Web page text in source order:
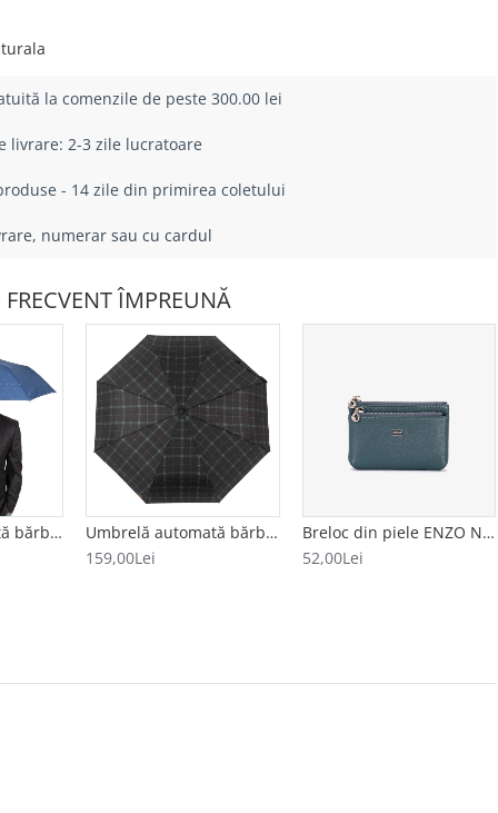
la comenzile de peste 300.00 lei
livrare: 2-3 zile lucratoare
- 14 zile din primirea coletului
numerar sau cu cardul
ÎMPREUNĂ
Umbrelă automată bărbați CLIMA BISETTI model ESTRELLAS albastru
Umbrelă automată bărbați model CUADRADO negru-verde
159,00Lei
Breloc din piele ENZO NORI model FILL albastru
52,00Lei